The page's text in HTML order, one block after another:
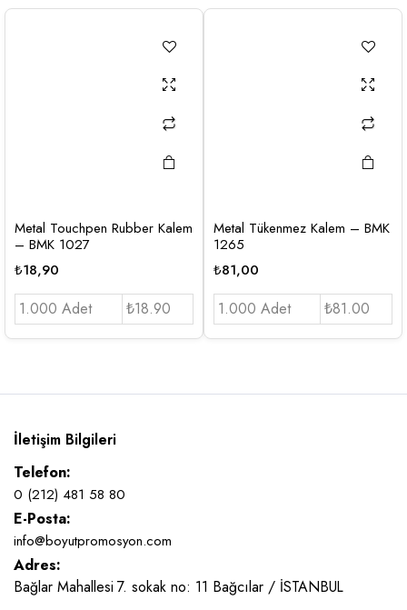
Metal Touchpen Rubber Kalem
– BMK 1027
₺18,90
1.000 Adet ₺18.90
Metal Tükenmez Kalem – BMK
1265
₺81,00
1.000 Adet ₺81.00
İletişim Bilgileri
Telefon:
0 (212) 481 58 80
E-Posta:
info@boyutpromosyon.com
Adres:
Bağlar Mahallesi 7. sokak no: 11 Bağcılar / İSTANBUL